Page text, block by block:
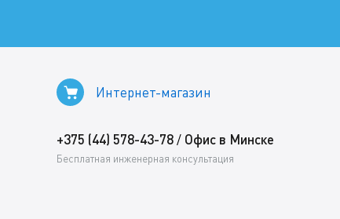
Интернет-магазин
+375 (44) 578-43-78 / Офис в Минске
Бесплатная инженерная консультация